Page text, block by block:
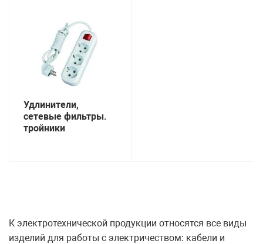
Удлинители,
сетевые фильтры.
тройники
К электротехнической продукции относятся все виды
изделий для работы с электричеством: кабели и